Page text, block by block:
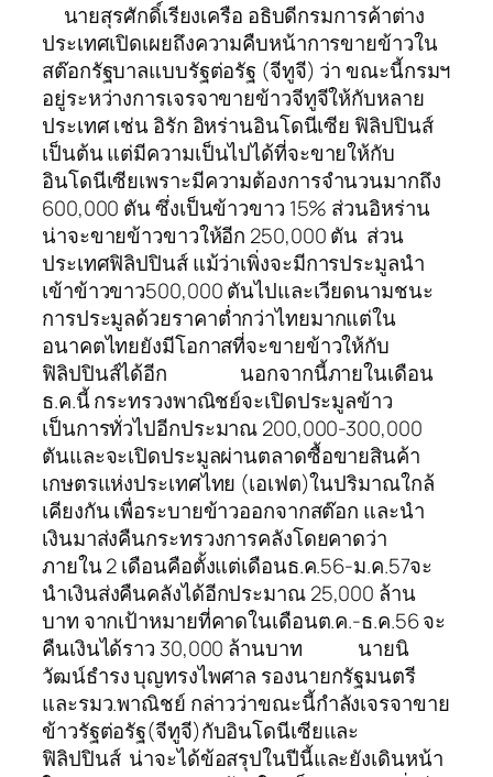
นายสุรศักดิ์เรียงเครือ อธิบดีกรมการค้าต่าง
ประเทศเปิดเผยถึงความคืบหน้าการขายข้าวใน
สต๊อกรัฐบาลแบบรัฐต่อรัฐ (จีทูจี) ว่า ขณะนี้กรมฯ
อยู่ระหว่างการเจรจาขายข้าวจีทูจีให้กับหลาย
ประเทศ เช่น อิรัก อิหร่านอินโดนีเซีย ฟิลิปปินส์
เป็นต้น แต่มีความเป็นไปได้ที่จะขายให้กับ
อินโดนีเซียเพราะมีความต้องการจำนวนมากถึง
600,000 ตัน ซึ่งเป็นข้าวขาว 15% ส่วนอิหร่าน
น่าจะขายข้าวขาวให้อีก 250,000 ตัน ส่วน
ประเทศฟิลิปปินส์ แม้ว่าเพิ่งจะมีการประมูลนำ
เข้าข้าวขาว500,000 ตันไปและเวียดนามชนะ
การประมูลด้วยราคาต่ำกว่าไทยมากแต่ใน
อนาคตไทยยังมีโอกาสที่จะขายข้าวให้กับ
ฟิลิปปินส์ได้อีก นอกจากนี้ภายในเดือน
ธ.ค.นี้ กระทรวงพาณิชย์จะเปิดประมูลข้าว
เป็นการทั่วไปอีกประมาณ 200,000-300,000
ตันและจะเปิดประมูลผ่านตลาดซื้อขายสินค้า
เกษตรแห่งประเทศไทย (เอเฟต)ในปริมาณใกล้
เคียงกัน เพื่อระบายข้าวออกจากสต๊อก และนำ
เงินมาส่งคืนกระทรวงการคลังโดยคาดว่า
ภายใน 2 เดือนคือตั้งแต่เดือนธ.ค.56-ม.ค.57จะ
นำเงินส่งคืนคลังได้อีกประมาณ 25,000 ล้าน
บาท จากเป้าหมายที่คาดในเดือนต.ค.-ธ.ค.56 จะ
คืนเงินได้ราว 30,000 ล้านบาท นายนิ
วัฒน์ธำรง บุญทรงไพศาล รองนายกรัฐมนตรี
และรมว.พาณิชย์ กล่าวว่าขณะนี้กำลังเจรจาขาย
ข้าวรัฐต่อรัฐ(จีทูจี)กับอินโดนีเซียและ
ฟิลิปปินส์ น่าจะได้ข้อสรุปในปีนี้และยังเดินหน้า